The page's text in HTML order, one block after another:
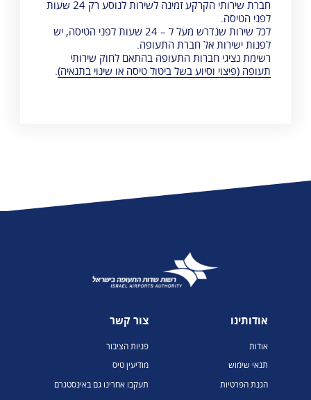
חברת שירותי הקרקע זמינה לשירות לנוסע רק 24 שעות
לפני הטיסה.
לכל שירות שנדרש מעל ל – 24 שעות לפני הטיסה, יש
לפנות ישירות אל חברת התעופה.
רשימת נציגי חברות התעופה בהתאם לחוק שירותי
תעופה (פיצוי וסיוע בשל ביטול טיסה או שינוי בתנאיה).
אודותינו
אודות
תנאי שימוש
הגנת הפרטיות
צור קשר
פניות הציבור
מודיעין טיס
תעקבו אחרינו גם באינסטגרם